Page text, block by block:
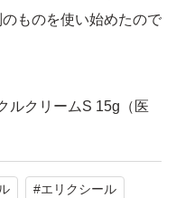
ものを使い始めたので
ルクリームS 15g（医
#エリクシール